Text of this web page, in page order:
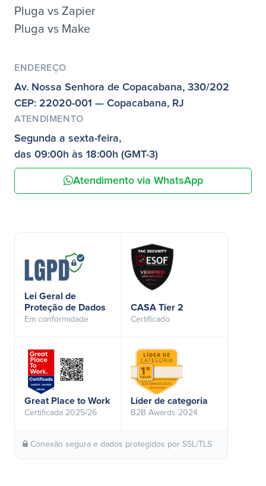
Pluga vs Zapier
Pluga vs Make
ENDEREÇO
Av. Nossa Senhora de Copacabana, 330/202
CEP: 22020-001 — Copacabana, RJ
ATENDIMENTO
Segunda a sexta-feira,
das 09:00h às 18:00h (GMT-3)
Atendimento via WhatsApp
Lei Geral de
Proteção de Dados
Em conformidade
CASA Tier 2
Certificado
Great Place to Work
Certificada 2025/26
Líder de categoria
B2B Awards 2024
Conexão segura e dados protegidos por SSL/TLS